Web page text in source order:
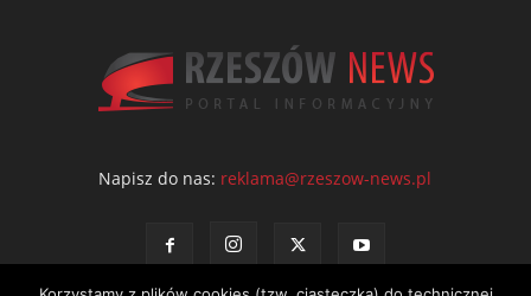
Napisz do nas: reklama@rzeszow-news.pl